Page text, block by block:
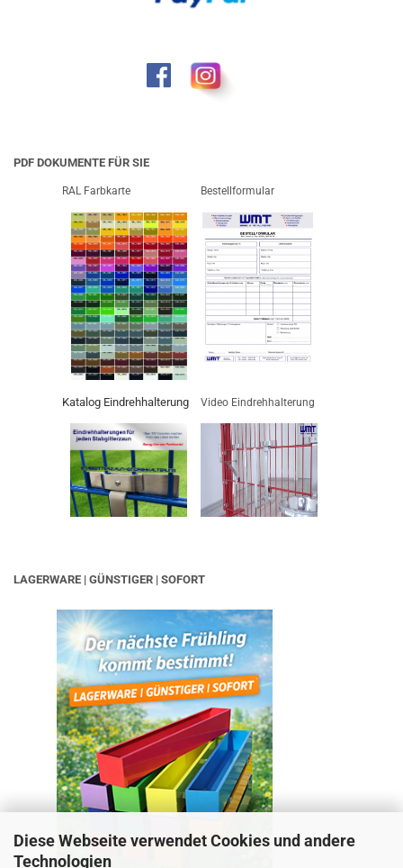
Diese Webseite verwendet Cookies und andere
Technologien
PDF DOKUMENTE FÜR SIE
RAL Farbkarte Bestellformular
Katalog Eindrehhalterung Video Eindrehhalterung
LAGERWARE | GÜNSTIGER | SOFORT